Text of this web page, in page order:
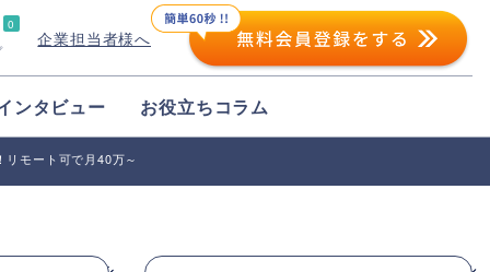
0
企業担当者様へ
ンタビュー お役立ちコラム
モート可で月40万～